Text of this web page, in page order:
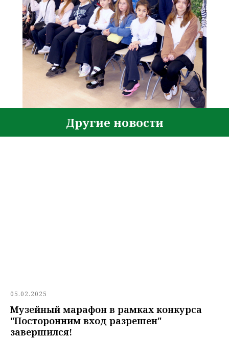
Другие новости
05.02.2025
Музейный марафон в рамках конкурса
"Посторонним вход разрешен"
завершился!